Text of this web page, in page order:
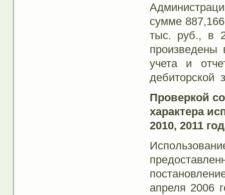
сумме
тыс. руб., в
произведены
учета и
дебиторской
Проверкой
характера
2010, 2011
апреля 2006